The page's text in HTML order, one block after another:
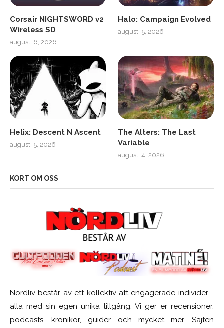
Corsair NIGHTSWORD v2
Wireless SD
augusti 6, 2026
Halo: Campaign Evolved
augusti 5, 2026
Helix: Descent N Ascent
augusti 5, 2026
The Alters: The Last
Variable
augusti 4, 2026
KORT OM OSS
Nördliv består av ett kollektiv att engagerade individer -
alla med sin egen unika tillgång. Vi ger er recensioner,
podcasts, krönikor, guider och mycket mer. Sajten